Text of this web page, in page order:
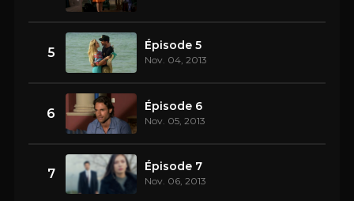
5 Épisode 5
Nov. 04, 2013
6 Épisode 6
Nov. 05, 2013
7 Épisode 7
Nov. 06, 2013